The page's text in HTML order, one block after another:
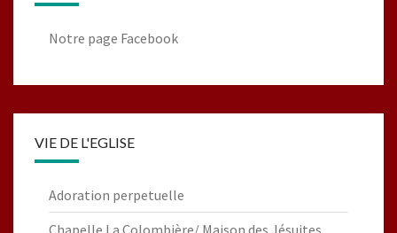
Notre page Facebook
VIE DE L'EGLISE
Adoration perpetuelle